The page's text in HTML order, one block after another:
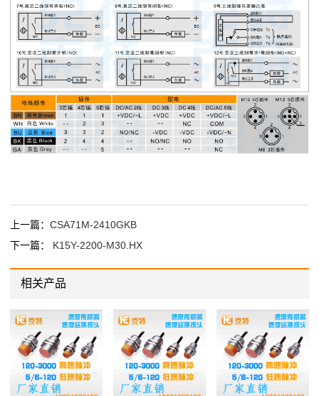
上一篇： CSA71M-2410GKB
下一篇： K15Y-2200-M30.HX
相关产品